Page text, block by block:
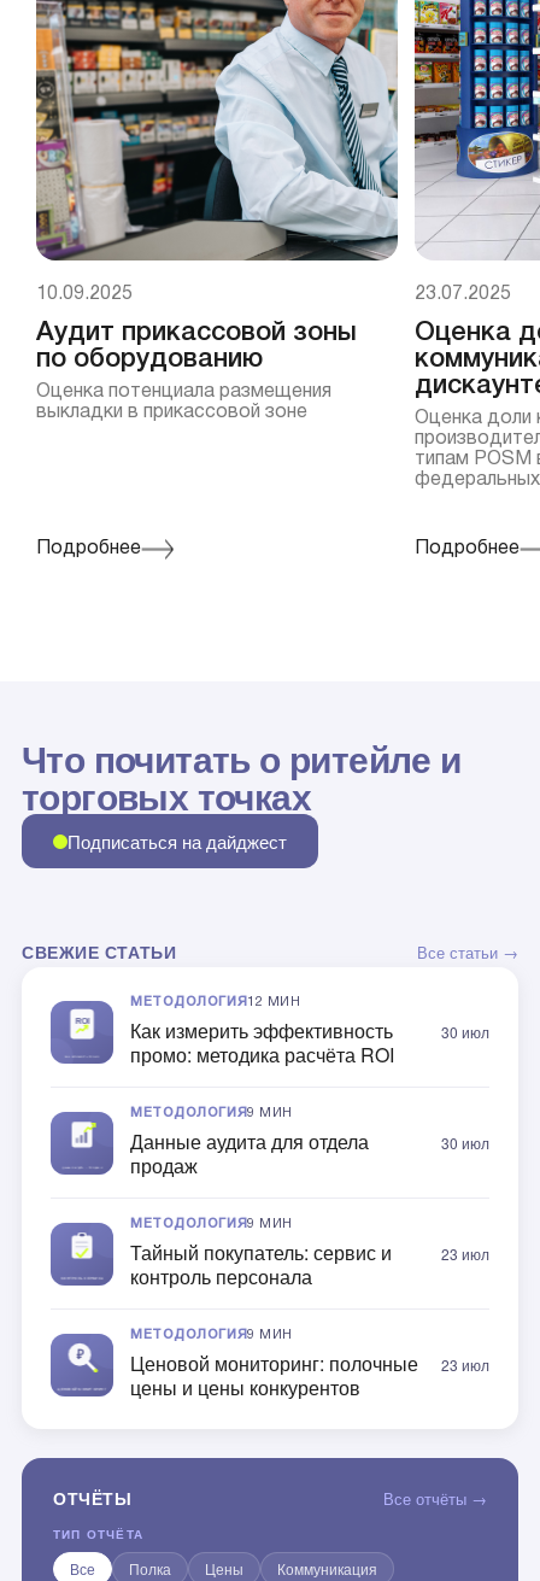
Аудит прикассовой зоны
по оборудованию
Оценка потенциала размещения
выкладки в прикассовой зоне
10.09.2025
Подробнее
Оценка
Оценка доли
типам POSM
федеральных
23.07.2025
Подробнее
Что почитать о ритейле и
торговых точках
Подписаться на дайджест
СВЕЖИЕ СТАТЬИ Все статьи →
МЕТОДОЛОГИЯ 12 МИН
Как измерить эффективность
промо: методика расчёта ROI
30 июл
МЕТОДОЛОГИЯ9 МИН
Данные аудита для отдела
продаж
30 июл
МЕТОДОЛОГИЯ9 МИН
Тайный покупатель: сервис и
контроль персонала
23 июл
МЕТОДОЛОГИЯ9 МИН
Ценовой мониторинг: полочные
цены и цены конкурентов
23 июл
ОТЧЁТЫ Все отчёты →
ТИП ОТЧЁТА
Все Полка Цены Коммуникация